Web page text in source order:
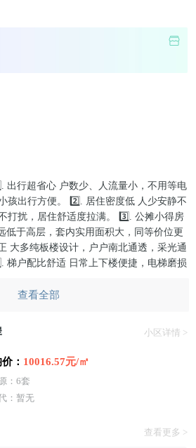
出行超省心 户数少、人流量小，不用等电
孩出行方便。 2️⃣. 居住密度低 人少安静不
打扰，居住舒适度拉满。 3️⃣. 公摊小得房
低于高层，套内实用面积大，同等价位更
大多纯板楼设计，户户南北通透，采光通
梯户配比舒适 日常上下楼便捷，电梯磨损
围安静宜居。 7️⃣. 采光视野好 楼层不高、
，自住投资双优选。
查看全部
小区详情 >
： 10016.57元/㎡
：6套
：暂无
查看更多 >